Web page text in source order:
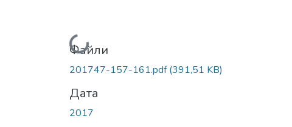
Вантажиться...
Файли
201747-157-161.pdf(391,51 KB)
Дата
2017